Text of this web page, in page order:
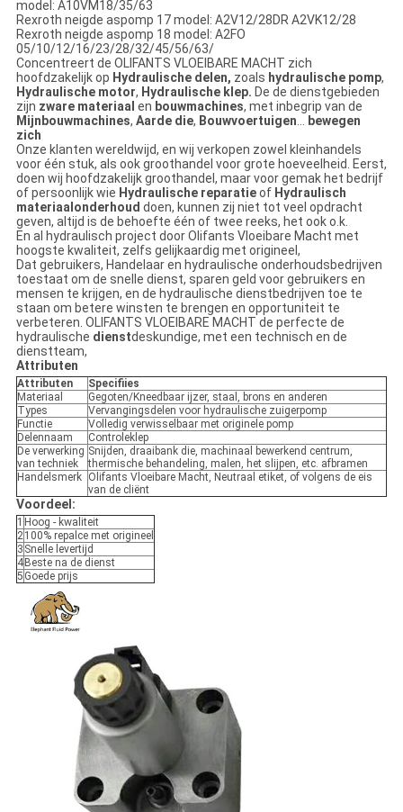
model: A10VM18/35/63
Rexroth neigde aspomp 17 model: A2V12/28DR A2VK12/28
Rexroth neigde aspomp 18 model: A2FO
05/10/12/16/23/28/32/45/56/63/
Concentreert de OLIFANTS VLOEIBARE MACHT zich
hoofdzakelijk op Hydraulische delen, zoals hydraulische pomp,
Hydraulische motor, Hydraulische klep. De de dienstgebieden
zijn zware materiaal en bouwmachines, met inbegrip van de
Mijnbouwmachines, Aarde die, Bouwvoertuigen… bewegen
zich
Onze klanten wereldwijd, en wij verkopen zowel kleinhandels
voor één stuk, als ook groothandel voor grote hoeveelheid. Eerst,
doen wij hoofdzakelijk groothandel, maar voor gemak het bedrijf
of persoonlijk wie Hydraulische reparatieof Hydraulisch
materiaalonderhoud doen, kunnen zij niet tot veel opdracht
geven, altijd is de behoefte één of twee reeks, het ook o.k.
En al hydraulisch project door Olifants Vloeibare Macht met
hoogste kwaliteit, zelfs gelijkaardig met origineel,
Dat gebruikers, Handelaar en hydraulische onderhoudsbedrijven
toestaat om de snelle dienst, sparen geld voor gebruikers en
mensen te krijgen, en de hydraulische dienstbedrijven toe te
staan om betere winsten te brengen en opportuniteit te
verbeteren. OLIFANTS VLOEIBARE MACHT de perfecte de
hydraulische dienstdeskundige, met een technisch en de
dienstteam,
Attributen
Attributen
Specifiies
Materiaal
Gegoten/Kneedbaar ijzer, staal, brons en anderen
Types
Vervangingsdelen voor hydraulische zuigerpomp
Functie
Volledig verwisselbaar met originele pomp
Delennaam
Controleklep
De verwerking
van techniek
Snijden, draaibank die, machinaal bewerkend centrum,
thermische behandeling, malen, het slijpen, etc. afbramen
Handelsmerk Olifants Vloeibare Macht, Neutraal etiket, of volgens de eis
van de cliënt
Voordeel:
1 Hoog - kwaliteit
2100% repalce met origineel
3 Snelle levertijd
4 Beste na de dienst
5 Goede prijs